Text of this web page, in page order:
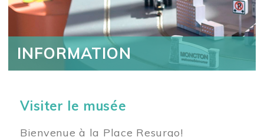
INFORMATION
Visiter le musée
Bienvenue à la Place Resurgo!